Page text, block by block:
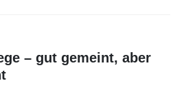
– gut gemeint, aber